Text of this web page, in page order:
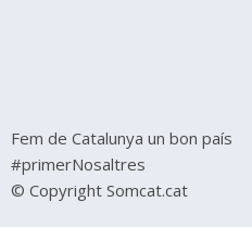
Fem de Catalunya un bon país
#primerNosaltres
© Copyright Somcat.cat